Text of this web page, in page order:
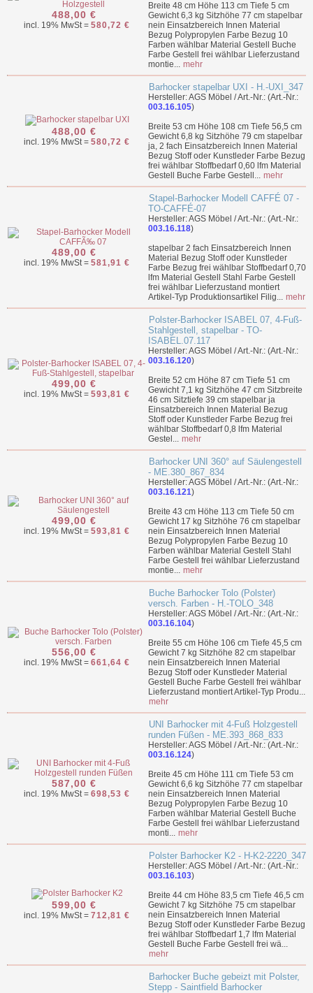
488,00 €
incl. 19% MwSt = 580,72 €
Breite 48 cm Höhe 113 cm Tiefe 5 cm
Gewicht 6,3 kg Sitzhöhe 77 cm stapelbar
nein Einsatzbereich Innen Material
Bezug Polypropylen Farbe Bezug 10
Farben wählbar Material Gestell Buche
Farbe Gestell frei wählbar Lieferzustand
montie... mehr
488,00 €
incl. 19% MwSt = 580,72 €
Barhocker stapelbar UXI - H.-UXI_347
Hersteller: AGS Möbel / Art.-Nr.: (Art.-Nr.:
003.16.105)
Breite 53 cm Höhe 108 cm Tiefe 56,5 cm
Gewicht 6,8 kg Sitzhöhe 79 cm stapelbar
ja, 2 fach Einsatzbereich Innen Material
Bezug Stoff oder Kunstleder Farbe Bezug
frei wählbar Stoffbedarf 0,60 lfm Material
Gestell Buche Farbe Gestell... mehr
489,00 €
incl. 19% MwSt = 581,91 €
Stapel-Barhocker Modell CAFFÉ 07 -
TO-CAFFÉ-07
Hersteller: AGS Möbel / Art.-Nr.: (Art.-Nr.:
003.16.118)
stapelbar 2 fach Einsatzbereich Innen
Material Bezug Stoff oder Kunstleder
Farbe Bezug frei wählbar Stoffbedarf 0,70
lfm Material Gestell Stahl Farbe Gestell
frei wählbar Lieferzustand montiert
Artikel-Typ Produktionsartikel Filig... mehr
499,00 €
incl. 19% MwSt = 593,81 €
Polster-Barhocker ISABEL 07, 4-Fuß-
Stahlgestell, stapelbar - TO-
ISABEL.07.117
Hersteller: AGS Möbel / Art.-Nr.: (Art.-Nr.:
003.16.120)
Breite 52 cm Höhe 87 cm Tiefe 51 cm
Gewicht 7,1 kg Sitzhöhe 47 cm Sitzbreite
46 cm Sitztiefe 39 cm stapelbar ja
Einsatzbereich Innen Material Bezug
Stoff oder Kunstleder Farbe Bezug frei
wählbar Stoffbedarf 0,8 lfm Material
Gestel... mehr
499,00 €
incl. 19% MwSt = 593,81 €
Barhocker UNI 360° auf Säulengestell
- ME.380_867_834
Hersteller: AGS Möbel / Art.-Nr.: (Art.-Nr.:
003.16.121)
Breite 43 cm Höhe 113 cm Tiefe 50 cm
Gewicht 17 kg Sitzhöhe 76 cm stapelbar
nein Einsatzbereich Innen Material
Bezug Polypropylen Farbe Bezug 10
Farben wählbar Material Gestell Stahl
Farbe Gestell frei wählbar Lieferzustand
montie... mehr
556,00 €
incl. 19% MwSt = 661,64 €
Buche Barhocker Tolo (Polster)
versch. Farben - H.-TOLO_348
Hersteller: AGS Möbel / Art.-Nr.: (Art.-Nr.:
003.16.104)
Breite 55 cm Höhe 106 cm Tiefe 45,5 cm
Gewicht 7 kg Sitzhöhe 82 cm stapelbar
nein Einsatzbereich Innen Material
Bezug Stoff oder Kunstleder Material
Gestell Buche Farbe Gestell frei wählbar
Lieferzustand montiert Artikel-Typ Produ...
mehr
587,00 €
incl. 19% MwSt = 698,53 €
UNI Barhocker mit 4-Fuß Holzgestell
runden Füßen - ME.393_868_833
Hersteller: AGS Möbel / Art.-Nr.: (Art.-Nr.:
003.16.124)
Breite 45 cm Höhe 111 cm Tiefe 53 cm
Gewicht 6,6 kg Sitzhöhe 77 cm stapelbar
nein Einsatzbereich Innen Material
Bezug Polypropylen Farbe Bezug 10
Farben wählbar Material Gestell Buche
Farbe Gestell frei wählbar Lieferzustand
monti... mehr
599,00 €
incl. 19% MwSt = 712,81 €
Polster Barhocker K2 - H-K2-2220_347
Hersteller: AGS Möbel / Art.-Nr.: (Art.-Nr.:
003.16.103)
Breite 44 cm Höhe 83,5 cm Tiefe 46,5 cm
Gewicht 7 kg Sitzhöhe 75 cm stapelbar
nein Einsatzbereich Innen Material
Bezug Stoff oder Kunstleder Farbe Bezug
frei wählbar Stoffbedarf 1,7 lfm Material
Gestell Buche Farbe Gestell frei wä...
mehr
Barhocker Buche gebeizt mit Polster,
Stepp - Saintfield Barhocker